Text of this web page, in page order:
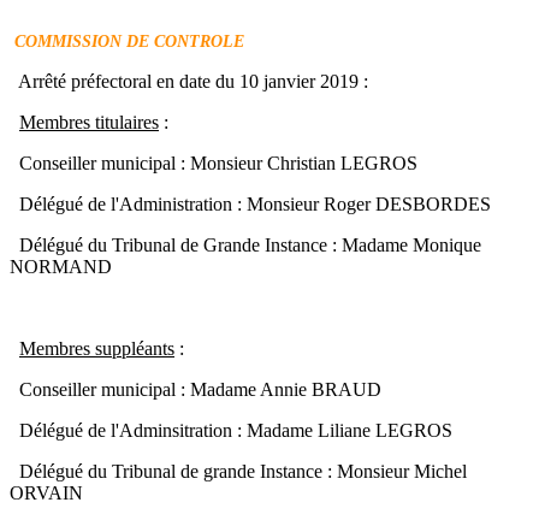
COMMISSION DE CONTROLE
Arrêté préfectoral en date du 10 janvier 2019 :
Membres titulaires :
Conseiller municipal : Monsieur Christian LEGROS
Délégué de l'Administration : Monsieur Roger DESBORDES
Délégué du Tribunal de Grande Instance : Madame Monique
NORMAND
Membres suppléants :
Conseiller municipal : Madame Annie BRAUD
Délégué de l'Adminsitration : Madame Liliane LEGROS
Délégué du Tribunal de grande Instance : Monsieur Michel
ORVAIN